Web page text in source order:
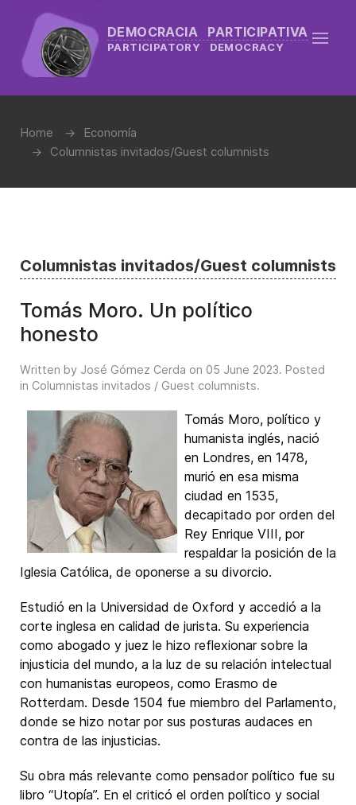
DEMOCRACIA PARTICIPATIVA
PARTICIPATORY DEMOCRACY
Home
Economía
Columnistas invitados/Guest columnists
Columnistas invitados/Guest columnists
Tomás Moro. Un político
honesto
Written by José Gómez Cerda on 05 June 2023. Posted
in Columnistas invitados / Guest columnists.
Tomás Moro, político y
humanista inglés, nació
en Londres, en 1478,
murió en esa misma
ciudad en 1535,
decapitado por orden del
Rey Enrique VIII, por
respaldar la posición de la
Iglesia Católica, de oponerse a su divorcio.
Estudió en la Universidad de Oxford y accedió a la
corte inglesa en calidad de jurista. Su experiencia
como abogado y juez le hizo reflexionar sobre la
injusticia del mundo, a la luz de su relación intelectual
con humanistas europeos, como Erasmo de
Rotterdam. Desde 1504 fue miembro del Parlamento,
donde se hizo notar por sus posturas audaces en
contra de las injusticias.
Su obra más relevante como pensador político fue su
libro “Utopía”. En el criticó el orden político y social